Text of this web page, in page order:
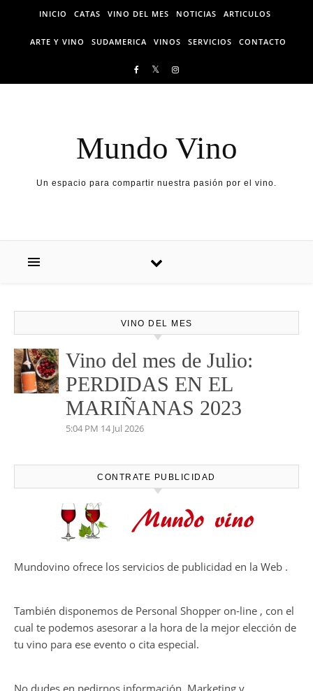
Skip to content
INICIO CATAS VINO DEL MES NOTICIAS ARTICULOS
ARTE Y VINO SUDAMERICA VINOS SERVICIOS CONTACTO
Mundo Vino
Un espacio para compartir nuestra pasión por el vino.
VINO DEL MES
Vino del mes de Julio:
PERDIDAS EN EL
MARIÑANAS 2023
5:04 PM 14 Jul 2026
CONTRATE PUBLICIDAD
Mundovino ofrece los servicios de publicidad en la Web .
También disponemos de Personal Shopper on-line , con el
cual te podemos asesorar a la hora de la mejor elección de
tu vino para ese evento o cita especial.
No dudes en pedirnos información. Marketing y